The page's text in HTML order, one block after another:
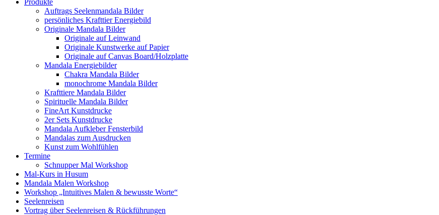
Produkte
Auftrags Seelenmandala Bilder
persönliches Krafttier Energiebild
Originale Mandala Bilder
Originale auf Leinwand
Originale Kunstwerke auf Papier
Originale auf Canvas Board/Holzplatte
Mandala Energiebilder
Chakra Mandala Bilder
monochrome Mandala Bilder
Krafttiere Mandala Bilder
Spirituelle Mandala Bilder
FineArt Kunstdrucke
2er Sets Kunstdrucke
Mandala Aufkleber Fensterbild
Mandalas zum Ausdrucken
Kunst zum Wohlfühlen
Termine
Schnupper Mal Workshop
Mal-Kurs in Husum
Mandala Malen Workshop
Workshop „Intuitives Malen & bewusste Worte“
Seelenreisen
Vortrag über Seelenreisen & Rückführungen